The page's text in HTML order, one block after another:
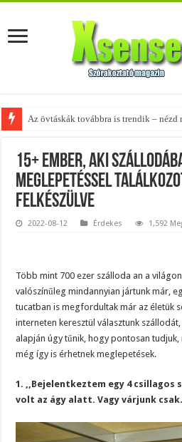
Az övtáskák továbbra is trendik –
15+ ember, aki
meglepetéssel
felkészülve
2022-08-12 Érdekes 1,592
Több mint 700 ezer szálloda an a
valószínűleg mindannyian jártunk már,
tucatban is megfordultak már az életük
interneten keresztül választunk
alapján úgy tűnik, hogy pontosan tudjuk,
még így is érhetnek meglepetések.
1. ,,Bejelentkeztem egy 4 csillagos
volt az ágy alatt. Vagy várjunk